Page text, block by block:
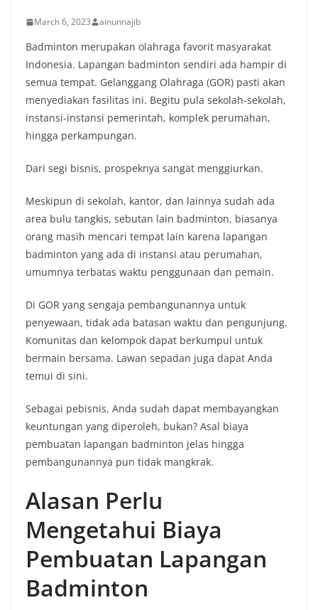
March 6, 2023 ainunnajib
Badminton merupakan olahraga favorit masyarakat
Indonesia. Lapangan badminton sendiri ada hampir di
semua tempat. Gelanggang Olahraga (GOR) pasti akan
menyediakan fasilitas ini. Begitu pula sekolah-sekolah,
instansi-instansi pemerintah, komplek perumahan,
hingga perkampungan.
Dari segi bisnis, prospeknya sangat menggiurkan.
Meskipun di sekolah, kantor, dan lainnya sudah ada
area bulu tangkis, sebutan lain badminton, biasanya
orang masih mencari tempat lain karena lapangan
badminton yang ada di instansi atau perumahan,
umumnya terbatas waktu penggunaan dan pemain.
Di GOR yang sengaja pembangunannya untuk
penyewaan, tidak ada batasan waktu dan pengunjung.
Komunitas dan kelompok dapat berkumpul untuk
bermain bersama. Lawan sepadan juga dapat Anda
temui di sini.
Sebagai pebisnis, Anda sudah dapat membayangkan
keuntungan yang diperoleh, bukan? Asal biaya
pembuatan lapangan badminton jelas hingga
pembangunannya pun tidak mangkrak.
Alasan Perlu
Mengetahui Biaya
Pembuatan Lapangan
Badminton